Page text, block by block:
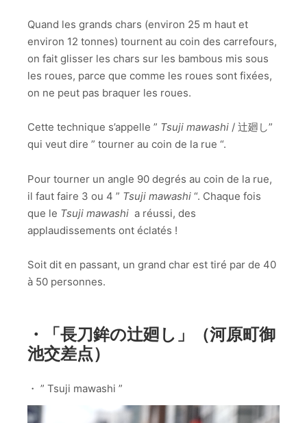
Quand les grands chars (environ 25 m haut et
environ 12 tonnes) tournent au coin des carrefours,
on fait glisser les chars sur les bambous mis sous
les roues, parce que comme les roues sont fixées,
on ne peut pas braquer les roues.
Cette technique s’appelle ” Tsuji mawashi / 辻廻し”
qui veut dire ” tourner au coin de la rue “.
Pour tourner un angle 90 degrés au coin de la rue,
il faut faire 3 ou 4 ” Tsuji mawashi “. Chaque fois
que le Tsuji mawashi a réussi, des
applaudissements ont éclatés !
Soit dit en passant, un grand char est tiré par de 40
à 50 personnes.
・「長刀鉾の辻廻し」（河原町御
池交差点）
・ ” Tsuji mawashi ”
動